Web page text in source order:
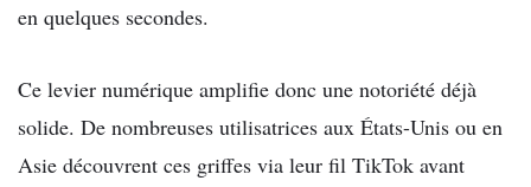
en quelques secondes.
Ce levier numérique amplifie donc une notoriété déjà
solide. De nombreuses utilisatrices aux États-Unis ou en
Asie découvrent ces griffes via leur fil TikTok avant